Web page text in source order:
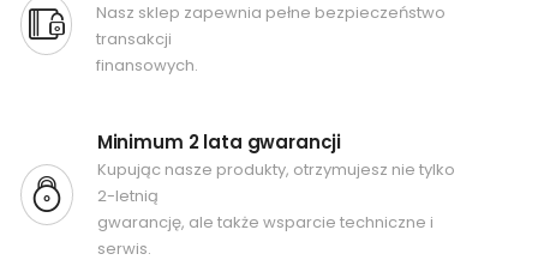
Nasz sklep zapewnia pełne bezpieczeństwo
transakcji
finansowych.
Minimum 2 lata gwarancji
Kupując nasze produkty, otrzymujesz nie tylko
2-letnią
gwarancję, ale także wsparcie techniczne i
serwis.